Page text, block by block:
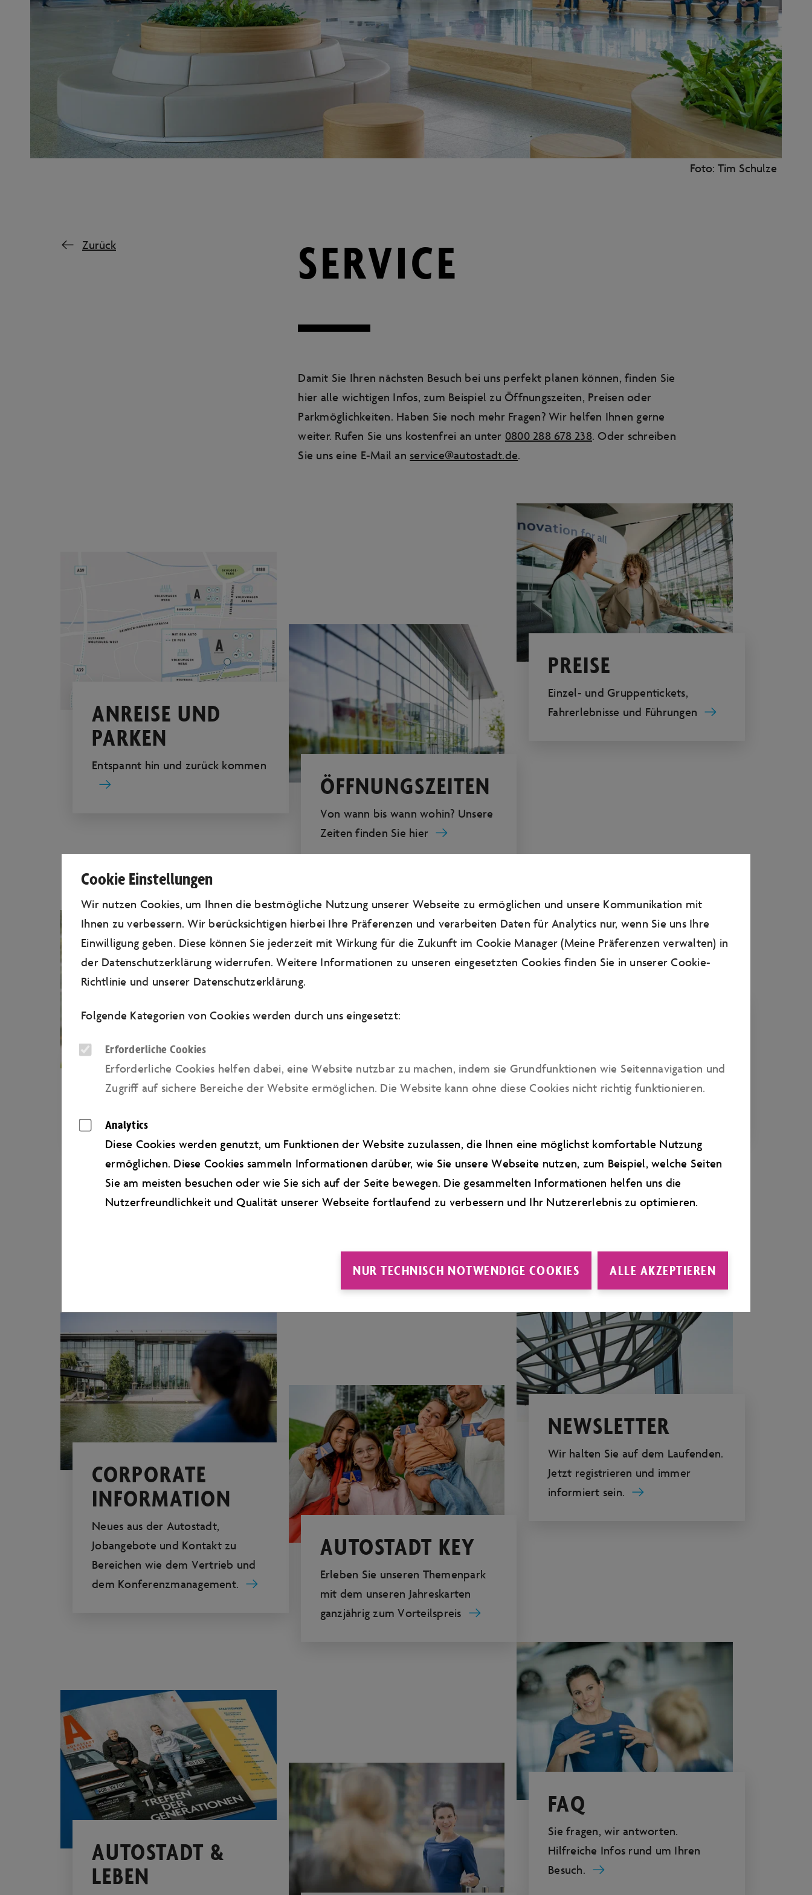
Foto: Tim Schulze
Zurück SERVICE
Damit Sie Ihren nächsten Besuch bei uns perfekt planen können, finden Sie
hier alle wichtigen Infos, zum Beispiel zu Öffnungszeiten, Preisen oder
Parkmöglichkeiten. Haben Sie noch mehr Fragen? Wir helfen Ihnen gerne
weiter. Rufen Sie uns kostenfrei an unter 0800 288 678 238. Oder schreiben
Sie uns eine E-Mail an service@autostadt.de.
ANREISE UND
PARKEN
Entspannt hin und zurück kommen
ÖFFNUNGSZEITEN
Von wann bis wann wohin? Unsere
Zeiten finden Sie hier
PREISE
Einzel- und Gruppentickets,
Fahrerlebnisse und Führungen
KONTAKT
Fragen oder Anregungen? Wir sind
natürlich gerne für Sie da.
HOTELS IN DER
REGION
Die Autostadt lässt sich am besten
über aktuelle Schließungen sowie
ein Ausblick auf das, was kommt.
CORPORATE
INFORMATION
Neues aus der Autostadt,
Jobangebote und Kontakt zu
Bereichen wie dem Vertrieb und
dem Konferenzmanagement.
AUTOSTADT KEY
Erleben Sie unseren Themenpark
mit dem unseren Jahreskarten
ganzjährig zum Vorteilspreis
NEWSLETTER
Wir halten Sie auf dem Laufenden.
Jetzt registrieren und immer
informiert sein.
AUTOSTADT &
LEBEN
FAQ
Sie fragen, wir antworten.
Hilfreiche Infos rund um Ihren
Besuch.
Cookie Einstellungen
Wir nutzen Cookies, um Ihnen die bestmögliche Nutzung unserer Webseite zu ermöglichen und unsere Kommunikation mit
Ihnen zu verbessern. Wir berücksichtigen hierbei Ihre Präferenzen und verarbeiten Daten für Analytics nur, wenn Sie uns Ihre
Einwilligung geben. Diese können Sie jederzeit mit Wirkung für die Zukunft im Cookie Manager (Meine Präferenzen verwalten) in
der Datenschutzerklärung widerrufen. Weitere Informationen zu unseren eingesetzten Cookies finden Sie in unsererCookie-
Richtlinie und unserer Datenschutzerklärung.
Folgende Kategorien von Cookies werden durch uns eingesetzt:
Erforderliche Cookies
Erforderliche Cookies helfen dabei, eine Website nutzbar zu machen, indem sie Grundfunktionen wie Seitennavigation und
Zugriﬀ auf sichere Bereiche der Website ermöglichen. Die Website kann ohne diese Cookies nicht richtig funktionieren.
Analytics
Diese Cookies werden genutzt, um Funktionen der Website zuzulassen, die Ihnen eine möglichst komfortable Nutzung
ermöglichen. Diese Cookies sammeln Informationen darüber, wie Sie unsere Webseite nutzen, zum Beispiel, welche Seiten
Sie am meisten besuchen oder wie Sie sich auf der Seite bewegen. Die gesammelten Informationen helfen uns die
Nutzerfreundlichkeit und Qualität unserer Webseite fortlaufend zu verbessern und Ihr Nutzererlebnis zu optimieren.
NUR TECHNISCH NOTWENDIGE COOKIES ALLE AKZEPTIEREN